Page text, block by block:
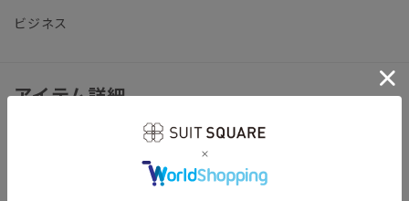
ビジネス
アイテム詳細
【仕様】タッセルローファー
【製法】マッケイ製法